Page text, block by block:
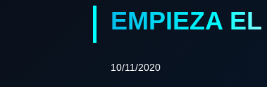
EMPIEZA
10/11/2020